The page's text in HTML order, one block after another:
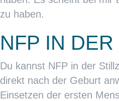
zu haben.
NFP IN
Du kannst NFP in der
direkt nach der Geburt
Einsetzen der ersten